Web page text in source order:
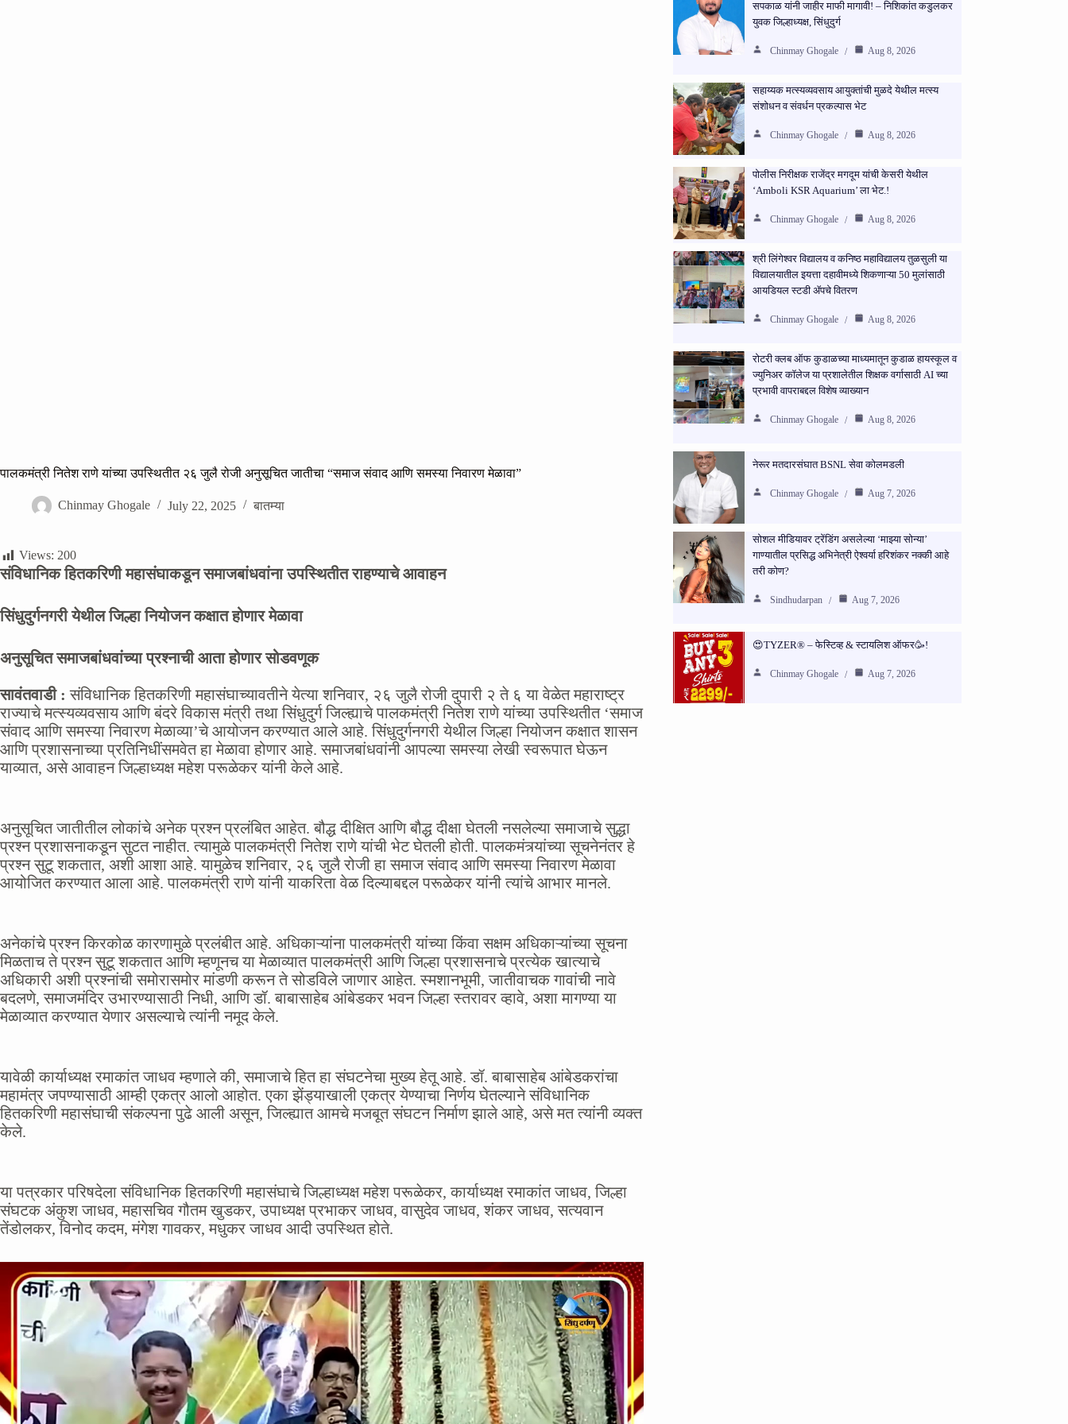
पालकमंत्री नितेश राणे यांच्या उपस्थितीत २६ जुलै रोजी अनुसूचित जातीचा “समाज संवाद आणि समस्या निवारण मेळावा”
Chinmay Ghogale July 22, 2025 बातम्या
Views: 200
संविधानिक हितकरिणी महासंघाकडून समाजबांधवांना उपस्थितीत राहण्याचे आवाहन
सिंधुदुर्गनगरी येथील जिल्हा नियोजन कक्षात होणार मेळावा
अनुसूचित समाजबांधवांच्या प्रश्नाची आता होणार सोडवणूक
सावंतवाडी :संविधानिक हितकरिणी महासंघाच्यावतीने येत्या शनिवार, २६ जुलै रोजी दुपारी २ ते ६ या वेळेत महाराष्ट्र
राज्याचे मत्स्यव्यवसाय आणि बंदरे विकास मंत्री तथा सिंधुदुर्ग जिल्ह्याचे पालकमंत्री नितेश राणे यांच्या उपस्थितीत ‘समाज
संवाद आणि समस्या निवारण मेळाव्या’चे आयोजन करण्यात आले आहे. सिंधुदुर्गनगरी येथील जिल्हा नियोजन कक्षात शासन
आणि प्रशासनाच्या प्रतिनिधींसमवेत हा मेळावा होणार आहे. समाजबांधवांनी आपल्या समस्या लेखी स्वरूपात घेऊन
याव्यात, असे आवाहन जिल्हाध्यक्ष महेश परूळेकर यांनी केले आहे.
अनुसूचित जातीतील लोकांचे अनेक प्रश्न प्रलंबित आहेत. बौद्ध दीक्षित आणि बौद्ध दीक्षा घेतली नसलेल्या समाजाचे सुद्धा
प्रश्न प्रशासनाकडून सुटत नाहीत. त्यामुळे पालकमंत्री नितेश राणे यांची भेट घेतली होती. पालकमंत्र्यांच्या सूचनेनंतर हे
प्रश्न सुटू शकतात, अशी आशा आहे. यामुळेच शनिवार, २६ जुलै रोजी हा समाज संवाद आणि समस्या निवारण मेळावा
आयोजित करण्यात आला आहे. पालकमंत्री राणे यांनी याकरिता वेळ दिल्याबद्दल परूळेकर यांनी त्यांचे आभार मानले.
अनेकांचे प्रश्न किरकोळ कारणामुळे प्रलंबीत आहे. अधिकाऱ्यांना पालकमंत्री यांच्या किंवा सक्षम अधिकाऱ्यांच्या सूचना
मिळताच ते प्रश्न सुटू शकतात आणि म्हणूनच या मेळाव्यात पालकमंत्री आणि जिल्हा प्रशासनाचे प्रत्येक खात्याचे
अधिकारी अशी प्रश्नांची समोरासमोर मांडणी करून ते सोडविले जाणार आहेत. स्मशानभूमी, जातीवाचक गावांची नावे
बदलणे, समाजमंदिर उभारण्यासाठी निधी, आणि डॉ. बाबासाहेब आंबेडकर भवन जिल्हा स्तरावर व्हावे, अशा मागण्या या
मेळाव्यात करण्यात येणार असल्याचे त्यांनी नमूद केले.
यावेळी कार्याध्यक्ष रमाकांत जाधव म्हणाले की, समाजाचे हित हा संघटनेचा मुख्य हेतू आहे. डॉ. बाबासाहेब आंबेडकरांचा
महामंत्र जपण्यासाठी आम्ही एकत्र आलो आहोत. एका झेंड्याखाली एकत्र येण्याचा निर्णय घेतल्याने संविधानिक
हितकरिणी महासंघाची संकल्पना पुढे आली असून, जिल्ह्यात आमचे मजबूत संघटन निर्माण झाले आहे, असे मत त्यांनी व्यक्त
केले.
या पत्रकार परिषदेला संविधानिक हितकरिणी महासंघाचे जिल्हाध्यक्ष महेश परूळेकर, कार्याध्यक्ष रमाकांत जाधव, जिल्हा
संघटक अंकुश जाधव, महासचिव गौतम खुडकर, उपाध्यक्ष प्रभाकर जाधव, वासुदेव जाधव, शंकर जाधव, सत्यवान
तेंडोलकर, विनोद कदम, मंगेश गावकर, मधुकर जाधव आदी उपस्थित होते.
सपकाळ यांनी जाहीर माफी मागावी! – निशिकांत कडुलकर
युवक जिल्हाध्यक्ष, सिंधुदुर्ग
Chinmay Ghogale Aug 8, 2026
सहाय्यक मत्स्यव्यवसाय आयुक्तांची मुळदे येथील मत्स्य
संशोधन व संवर्धन प्रकल्पास भेट
Chinmay Ghogale Aug 8, 2026
पोलीस निरीक्षक राजेंद्र मगदूम यांची केसरी येथील
‘Amboli KSR Aquarium’ ला भेट.!
Chinmay Ghogale Aug 8, 2026
श्री लिंगेश्वर विद्यालय व कनिष्ठ महाविद्यालय तुळसुली या
विद्यालयातील इयत्ता दहावीमध्ये शिकणाऱ्या 50 मुलांसाठी
आयडियल स्टडी ॲपचे वितरण
Chinmay Ghogale Aug 8, 2026
रोटरी क्लब ऑफ कुडाळच्या माध्यमातून कुडाळ हायस्कूल व
ज्युनिअर कॉलेज या प्रशालेतील शिक्षक वर्गासाठी AI च्या
प्रभावी वापराबद्दल विशेष व्याख्यान
Chinmay Ghogale Aug 8, 2026
नेरूर मतदारसंघात BSNL सेवा कोलमडली
Chinmay Ghogale Aug 7, 2026
सोशल मीडियावर ट्रेंडिंग असलेल्या ‘माझ्या सोन्या’
गाण्यातील प्रसिद्ध अभिनेत्री ऐश्वर्या हरिशंकर नक्की आहे
तरी कोण?
Sindhudarpan Aug 7, 2026
😍TYZER® – फेस्टिव्ह & स्टायलिश ऑफर🥳!
Chinmay Ghogale Aug 7, 2026